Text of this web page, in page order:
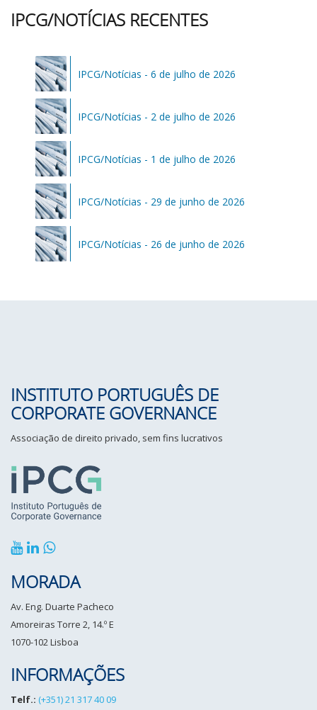
IPCG/NOTÍCIAS RECENTES
IPCG/Notícias - 6 de julho de 2026
IPCG/Notícias - 2 de julho de 2026
IPCG/Notícias - 1 de julho de 2026
IPCG/Notícias - 29 de junho de 2026
IPCG/Notícias - 26 de junho de 2026
INSTITUTO PORTUGUÊS DE
CORPORATE GOVERNANCE
Associação de direito privado, sem fins lucrativos
MORADA
Av. Eng. Duarte Pacheco
Amoreiras Torre 2, 14.º E
1070-102 Lisboa
INFORMAÇÕES
Telf.: (+351) 21 317 40 09